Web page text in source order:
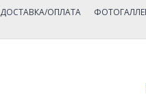
ДОСТАВКА/ОПЛАТА